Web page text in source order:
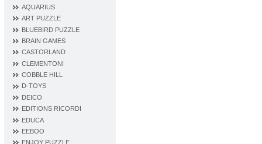
AQUARIUS
ART PUZZLE
BLUEBIRD PUZZLE
BRAIN GAMES
CASTORLAND
CLEMENTONI
COBBLE HILL
D‐TOYS
DEICO
EDITIONS RICORDI
EDUCA
EEBOO
ENJOY PUZZLE